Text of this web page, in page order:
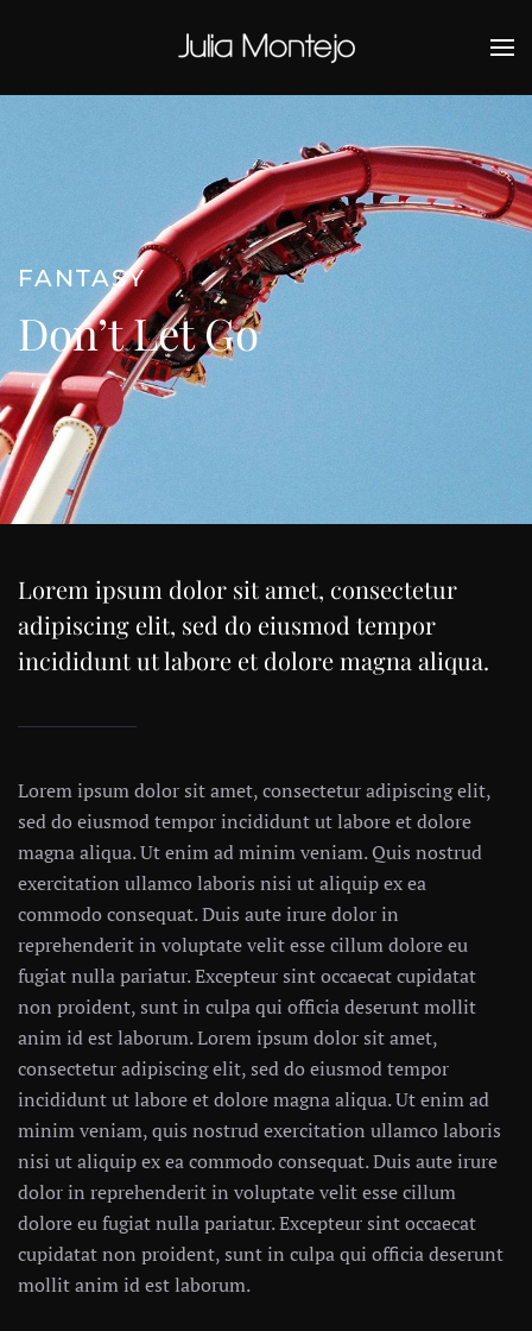
Ir al contenido principal
FANTASY
Don’t Let Go
Lorem ipsum dolor sit amet, consectetur
adipiscing elit, sed do eiusmod tempor
incididunt ut labore et dolore magna aliqua.
Lorem ipsum dolor sit amet, consectetur adipiscing elit,
sed do eiusmod tempor incididunt ut labore et dolore
magna aliqua. Ut enim ad minim veniam. Quis nostrud
exercitation ullamco laboris nisi ut aliquip ex ea
commodo consequat. Duis aute irure dolor in
reprehenderit in voluptate velit esse cillum dolore eu
fugiat nulla pariatur. Excepteur sint occaecat cupidatat
non proident, sunt in culpa qui officia deserunt mollit
anim id est laborum. Lorem ipsum dolor sit amet,
consectetur adipiscing elit, sed do eiusmod tempor
incididunt ut labore et dolore magna aliqua. Ut enim ad
minim veniam, quis nostrud exercitation ullamco laboris
nisi ut aliquip ex ea commodo consequat. Duis aute irure
dolor in reprehenderit in voluptate velit esse cillum
dolore eu fugiat nulla pariatur. Excepteur sint occaecat
cupidatat non proident, sunt in culpa qui officia deserunt
mollit anim id est laborum.